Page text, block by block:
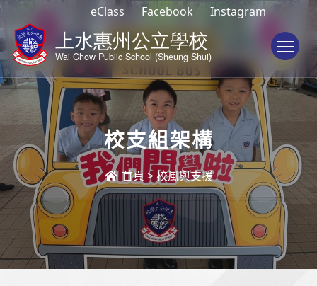
eClass Facebook Instagram
校支組架構
首頁 > 校風與支援